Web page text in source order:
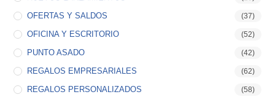
OFERTAS Y SALDOS (37)
OFICINA Y ESCRITORIO (52)
PUNTO ASADO (42)
REGALOS EMPRESARIALES (62)
REGALOS PERSONALIZADOS (58)